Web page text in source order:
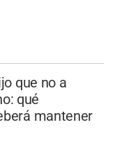
que no a
qué
mantener